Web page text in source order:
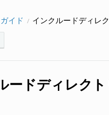
イド インクルードディレ
ードディレク